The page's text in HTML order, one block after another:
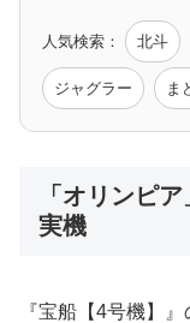
モンハン バイオ
値下げ台
人気検索： 北斗
ジャグラー ま
「オリンピ
実機
『宝船【4号機】